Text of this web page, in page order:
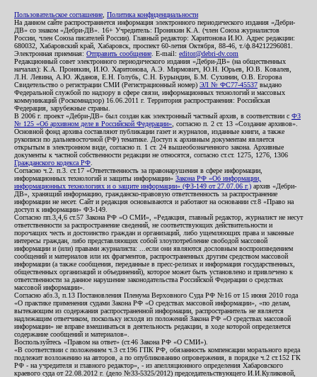
Пользовательское соглашение Политика конфиденциальности
На данном сайте распространяется информация электронного периодического издания «Дебри-
ДВ» со знаком «Дебри-ДВ». 16+ Учредитель: Пронякин К.А. (член Союза журналистов
России, член Союза писателей России). Главный редактор: Харитонова И.Ю. Адрес редакции:
680032, Хабаровский край, Хабаровск, проспект 60-летия Октября, 88-46, т./ф.84212296081.
Электронная приемная: Отправить сообщение . E-mail: editor@debri-dv.com
Редакционный совет электронного периодического издания «Дебри-ДВ» (на общественных
началах): К.А. Пронякин, И.Ю. Харитонова, А.Э. Мирмович, Ю.Н. Юрьев, Ю.В. Ковалев,
Л.Н. Левина, А.Ю. Жданов, Е.Н. Голубь, С.Н. Бурындин, Б.М. Сухинин, О.В. Егорова
Свидетельство о регистрации СМИ (Регистрационный номер) ЭЛ № ФС77-45537 выдано
Федеральной службой по надзору в сфере связи, информационных технологий и массовых
коммуникаций (Роскомнадзор) 16.06.2011 г. Территория распространения: Российская
Федерация, зарубежные страны.
В 2006 г. проект «Дебри-ДВ» был создан как электронный частный архив, в соответствии с ФЗ
№ 125 «Об архивном деле в Российской Федерации» , согласно п. 2 ст. 13 «Создание архивов».
Основной фонд архива составляют публикации газет и журналов, изданные книги, а также
рукописи по дальневосточной (РФ) тематике. Доступ к архивным документам является
открытым в электронном виде, согласно п. 1 ст. 24 вышеобозначенного закона. Архивные
документы к частной собственности редакции не относятся, согласно ст.ст. 1275, 1276, 1306
Гражданского кодекса РФ
Согласно ч.2. п.3. ст.17 «Ответственность за правонарушения в сфере информации,
информационных технологий и защиты информации» Закона РФ «Об информации,
информационных технологиях и о защите информации» (ФЗ-149 от 27.07.06 г.) архив «Дебри-
ДВ», хранящий информацию, гражданско-правовую ответственность за распространение
информации не несет. Сайт и редакция основываются и работают на основании ст.8 «Право на
доступ к информации» ФЗ-149.
Согласно пп.3,4,6 ст.57 Закона РФ «О СМИ», «Редакция, главный редактор, журналист не несут
ответственности за распространение сведений, не соответствующих действительности и
порочащих честь и достоинство граждан и организаций, либо ущемляющих права и законные
интересы граждан, либо представляющих собой злоупотребление свободой массовой
информации и (или) правами журналиста: ...если они являются дословным воспроизведением
сообщений и материалов или их фрагментов, распространенных другим средством массовой
информации (а также сообщения, переданные в пресс-релизах и информация государственных,
общественных организаций и объединений), которое может быть установлено и привлечено к
ответственности за данное нарушение законодательства Российской Федерации о средствах
массовой информации».
Согласно абз.3, п.13 Постановления Пленума Верховного Суда РФ №16 от 15 июня 2010 года
«О практике применения судами Закона РФ «О средствах массовой информации», «по делам,
вытекающим из содержания распространенной информации, распространитель не является
надлежащим ответчиком, поскольку исходя из положений Закона РФ «О средствах массовой
информации» не вправе вмешиваться в деятельность редакции, в ходе которой определяется
содержание сообщений и материалов».
Воспользуйтесь «Правом на ответ» (ст.46 Закона РФ «О СМИ»).
«В соответствии с положением ч.3 ст.196 ГПК РФ, обязанность компенсации морального вреда
подлежит возложению на авторов, а по опубликованию опровержения, в порядке ч.2 ст.152 ГК
РФ - на учредителя и главного редактор», - из апелляционного определения Хабаровского
краевого суда от 22.08.2012 г. (дело №33-5325/2012) председательствующего И.И.Куликовой,